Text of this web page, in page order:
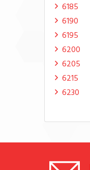
6185
6190
6195
6200
6205
6215
6230